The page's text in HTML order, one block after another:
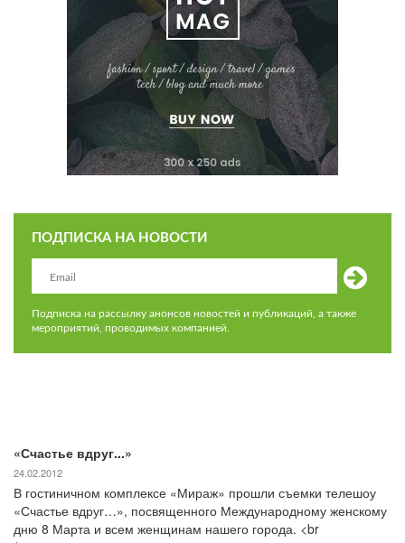
ПОДПИСКА НА НОВОСТИ
Подписка на рассылку анонсов новостей и публикаций, а также
мероприятий, проводимых компанией.
«Счастье вдруг...»
24.02.2012
В гостиничном комплексе «Мираж» прошли съемки телешоу
«Счастье вдруг…», посвященного Международному женскому
дню 8 Марта и всем женщинам нашего города. <br